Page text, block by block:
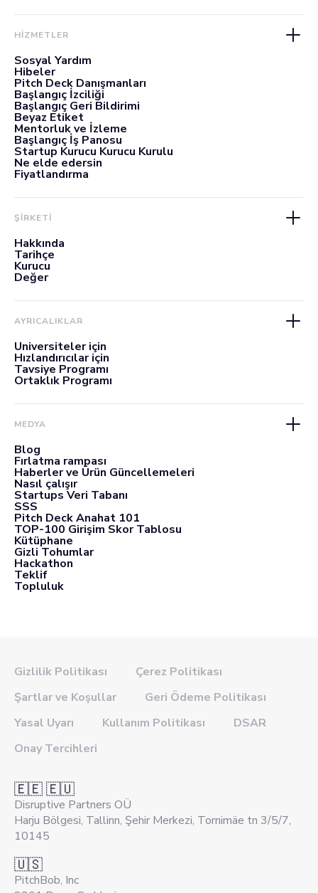
HİZMETLER
Sosyal Yardım
Hibeler
Pitch Deck Danışmanları
Başlangıç İzciliği
Başlangıç Geri Bildirimi
Beyaz Etiket
Mentorluk ve İzleme
Başlangıç İş Panosu
Startup Kurucu Kurucu Kurulu
Ne elde edersin
Fiyatlandırma
ŞİRKETİ
Hakkında
Tarihçe
Kurucu
Değer
AYRICALIKLAR
Üniversiteler için
Hızlandırıcılar için
Tavsiye Programı
Ortaklık Programı
MEDYA
Blog
Fırlatma rampası
Haberler ve Ürün Güncellemeleri
Nasıl çalışır
Startups Veri Tabanı
SSS
Pitch Deck Anahat 101
TOP-100 Girişim Skor Tablosu
Kütüphane
Gizli Tohumlar
Hackathon
Teklif
Topluluk
Gizlilik Politikası
Çerez Politikası
Şartlar ve Koşullar
Geri Ödeme Politikası
Yasal Uyarı
Kullanım Politikası
DSAR
Onay Tercihleri
🇪🇪 🇪🇺
Disruptive Partners OÜ
Harju Bölgesi, Tallinn, Şehir Merkezi, Tornimäe tn 3/5/7,
10145
🇺🇸
PitchBob, Inc